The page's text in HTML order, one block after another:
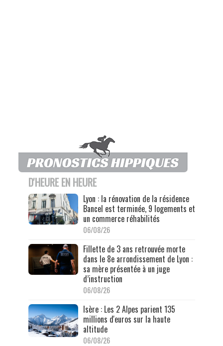
D'HEURE EN HEURE
Lyon : la rénovation de la résidence
Bancel est terminée, 9 logements et
un commerce réhabilités
06/08/26
Fillette de 3 ans retrouvée morte
dans le 8e arrondissement de Lyon :
sa mère présentée à un juge
d’instruction
06/08/26
Isère : Les 2 Alpes parient 135
millions d'euros sur la haute
altitude
06/08/26